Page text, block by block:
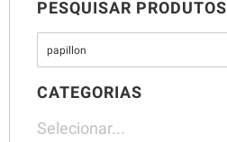
PESQUISAR PRODUTOS
CATEGORIAS
Selecionar...